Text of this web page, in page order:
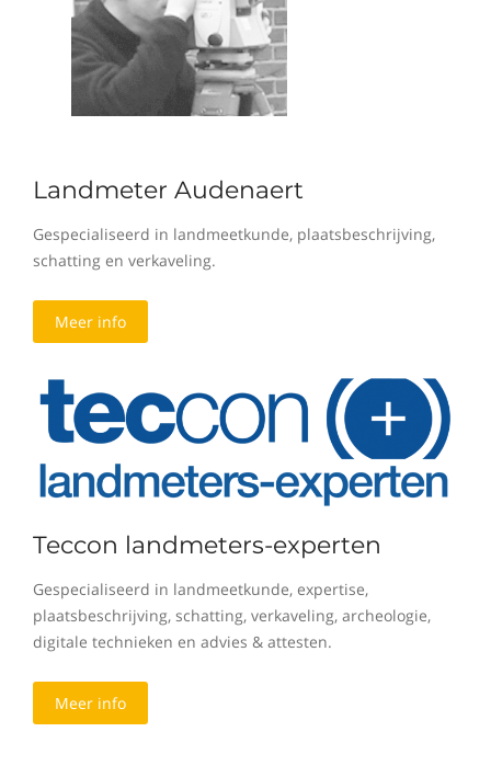
Landmeter Audenaert
Gespecialiseerd in landmeetkunde, plaatsbeschrijving,
schatting en verkaveling.
Meer info
Teccon landmeters-experten
Gespecialiseerd in landmeetkunde, expertise,
plaatsbeschrijving, schatting, verkaveling, archeologie,
digitale technieken en advies & attesten.
Meer info